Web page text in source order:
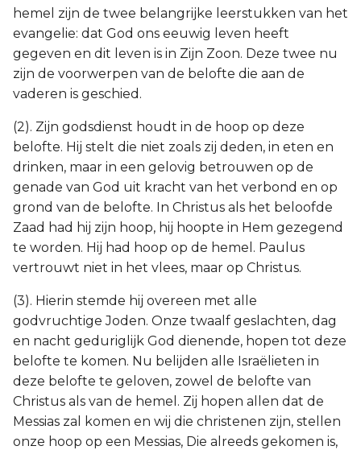
hemel zijn de twee belangrijke leerstukken van het
evangelie: dat God ons eeuwig leven heeft
gegeven en dit leven is in Zijn Zoon. Deze twee nu
zijn de voorwerpen van de belofte die aan de
vaderen is geschied.
(2). Zijn godsdienst houdt in de hoop op deze
belofte. Hij stelt die niet zoals zij deden, in eten en
drinken, maar in een gelovig betrouwen op de
genade van God uit kracht van het verbond en op
grond van de belofte. In Christus als het beloofde
Zaad had hij zijn hoop, hij hoopte in Hem gezegend
te worden. Hij had hoop op de hemel. Paulus
vertrouwt niet in het vlees, maar op Christus.
(3). Hierin stemde hij overeen met alle
godvruchtige Joden. Onze twaalf geslachten, dag
en nacht geduriglijk God dienende, hopen tot deze
belofte te komen. Nu belijden alle Israëlieten in
deze belofte te geloven, zowel de belofte van
Christus als van de hemel. Zij hopen allen dat de
Messias zal komen en wij die christenen zijn, stellen
onze hoop op een Messias, Die alreeds gekomen is,